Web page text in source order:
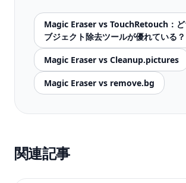
Magic Eraser vs TouchRetouch：ど
ブジェクト除去ツールが優れている？
Magic Eraser vs Cleanup.pictures
Magic Eraser vs remove.bg
関連記事